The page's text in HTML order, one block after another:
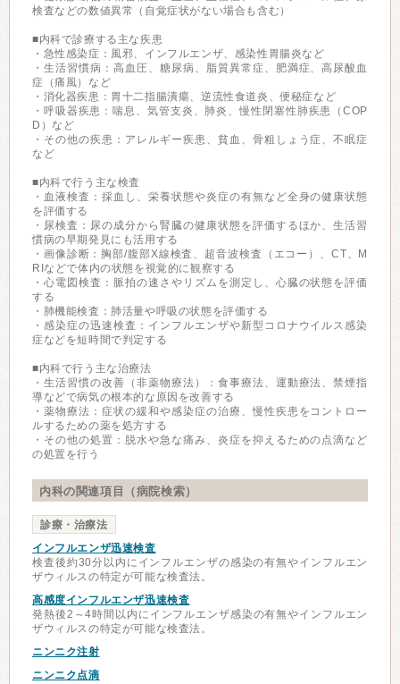
検査などの数値異常（自覚症状がない場合も含む）
■内科で診療する主な疾患
・急性感染症：風邪、インフルエンザ、感染性胃腸炎など
・生活習慣病：高血圧、糖尿病、脂質異常症、肥満症、高尿酸血
症（痛風）など
・消化器疾患：胃十二指腸潰瘍、逆流性食道炎、便秘症など
・呼吸器疾患：喘息、気管支炎、肺炎、慢性閉塞性肺疾患（COP
D）など
・その他の疾患：アレルギー疾患、貧血、骨粗しょう症、不眠症
など
■内科で行う主な検査
・血液検査：採血し、栄養状態や炎症の有無など全身の健康状態
を評価する
・尿検査：尿の成分から腎臓の健康状態を評価するほか、生活習
慣病の早期発見にも活用する
・画像診断：胸部/腹部X線検査、超音波検査（エコー）、CT、M
RIなどで体内の状態を視覚的に観察する
・心電図検査：脈拍の速さやリズムを測定し、心臓の状態を評価
する
・肺機能検査：肺活量や呼吸の状態を評価する
・感染症の迅速検査：インフルエンザや新型コロナウイルス感染
症などを短時間で判定する
■内科で行う主な治療法
・生活習慣の改善（非薬物療法）：食事療法、運動療法、禁煙指
導などで病気の根本的な原因を改善する
・薬物療法：症状の緩和や感染症の治療、慢性疾患をコントロー
ルするための薬を処方する
・その他の処置：脱水や急な痛み、炎症を抑えるための点滴など
の処置を行う
内科の関連項目（病院検索）
診療・治療法
インフルエンザ迅速検査
検査後約30分以内にインフルエンザの感染の有無やインフルエン
ザウィルスの特定が可能な検査法。
高感度インフルエンザ迅速検査
発熱後2～4時間以内にインフルエンザ感染の有無やインフルエン
ザウィルスの特定が可能な検査法。
ニンニク注射
ニンニク点滴